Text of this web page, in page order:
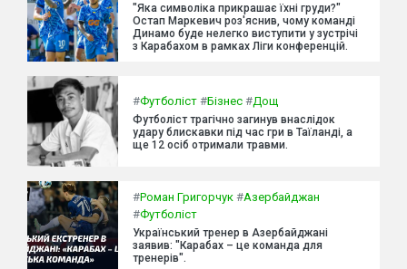
"Яка символіка прикрашає їхні груди?"
Остап Маркевич роз'яснив, чому команді
Динамо буде нелегко виступити у зустрічі
з Карабахом в рамках Ліги конференцій.
#Футболіст #Бізнес #Дощ
Футболіст трагічно загинув внаслідок
удару блискавки під час гри в Таїланді, а
ще 12 осіб отримали травми.
#Роман Григорчук #Азербайджан
#Футболіст
Український тренер в Азербайджані
заявив: "Карабах – це команда для
тренерів".